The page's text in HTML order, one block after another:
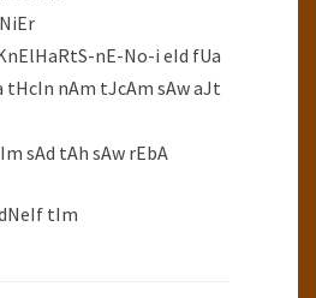
nE-No-i eId fUa
tHcIn nAm tJcAm sAw aJt
sAd tAh sAw rEbA
tIm